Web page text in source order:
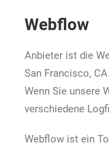
Webflow
Anbieter ist die
San Francisco,
Wenn Sie unsere
verschiedene
Webflow ist ein